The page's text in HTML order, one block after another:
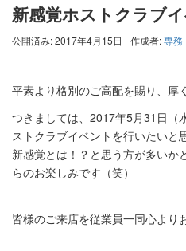
新感覚ホストクラブ
公開済み: 2017年4月15日 作成者:専務
平素より格別のご高配を賜り、厚
つきましては、2017年5月31日（
ストクラブイベントを行いたいと
新感覚とは！？と思う方が多いか
らのお楽しみです（笑）
皆様のご来店を従業員一同心より